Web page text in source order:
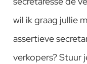
wil ik graag jullie
assertieve
verkopers? Stuur